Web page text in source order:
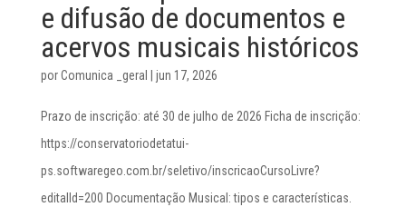
e difusão de documentos e
acervos musicais históricos
porComunica _geral jun 17, 2026
Prazo de inscrição: até 30 de julho de 2026 Ficha de inscrição:
https://conservatoriodetatui-
ps.softwaregeo.com.br/seletivo/inscricaoCursoLivre?
editalId=200 Documentação Musical: tipos e características.